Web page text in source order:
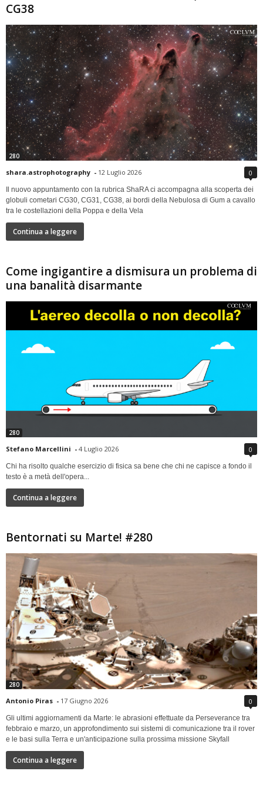
CG38
280
shara.astrophotography - 12 Luglio 2026 0
Il nuovo appuntamento con la rubrica ShaRA ci accompagna alla scoperta dei
globuli cometari CG30, CG31, CG38, ai bordi della Nebulosa di Gum a cavallo
tra le costellazioni della Poppa e della Vela
Continua a leggere
Come ingigantire a dismisura un problema di
una banalità disarmante
280
Stefano Marcellini - 4 Luglio 2026 0
Chi ha risolto qualche esercizio di fisica sa bene che chi ne capisce a fondo il
testo è a metà dell'opera...
Continua a leggere
Bentornati su Marte! #280
280
Antonio Piras - 17 Giugno 2026 0
Gli ultimi aggiornamenti da Marte: le abrasioni effettuate da Perseverance tra
febbraio e marzo, un approfondimento sui sistemi di comunicazione tra il rover
e le basi sulla Terra e un'anticipazione sulla prossima missione Skyfall
Continua a leggere